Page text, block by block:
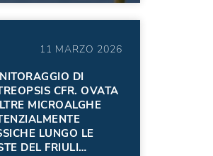
11 MARZO 2026
DI
CFR. OVATA
MICROALGHE
LUNGO LE
DEL FRIULI